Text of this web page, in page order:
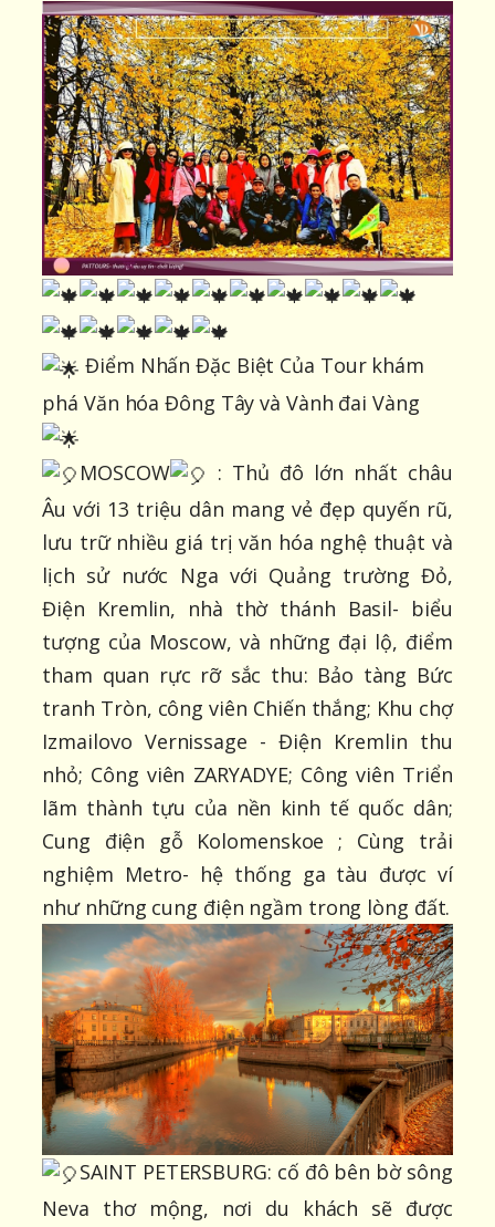
Điểm Nhấn Đặc Biệt Của Tour khám
phá Văn hóa Đông Tây và Vành đai Vàng
MOSCOW
: Thủ đô lớn nhất châu
Âu với 13 triệu dân mang vẻ đẹp quyến rũ,
lưu trữ nhiều giá trị văn hóa nghệ thuật và
lịch sử nước Nga với Quảng trường Đỏ,
Điện Kremlin, nhà thờ thánh Basil- biểu
tượng của Moscow, và những đại lộ, điểm
tham quan rực rỡ sắc thu: Bảo tàng Bức
tranh Tròn, công viên Chiến thắng; Khu chợ
Izmailovo Vernissage - Điện Kremlin thu
nhỏ; Công viên ZARYADYE; Công viên Triển
lãm thành tựu của nền kinh tế quốc dân;
Cung điện gỗ Kolomenskoe ; Cùng trải
nghiệm Metro- hệ thống ga tàu được ví
như những cung điện ngầm trong lòng đất.
SAINT PETERSBURG: cố đô bên bờ sông
Neva thơ mộng, nơi du khách sẽ được